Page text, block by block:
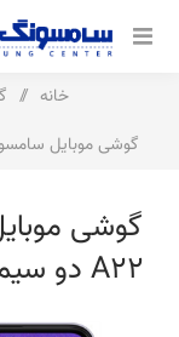
خانه /